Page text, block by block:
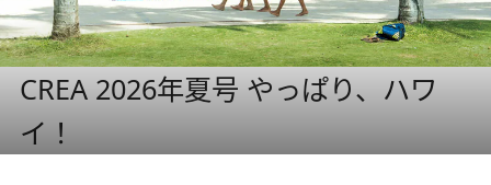
CREA 2026年夏号 やっぱり、ハワ
イ！